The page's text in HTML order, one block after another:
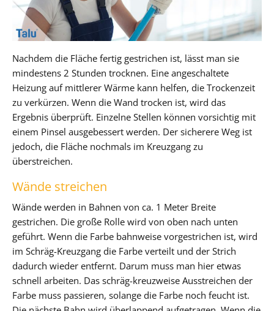
Nachdem die Fläche fertig gestrichen ist, lässt man sie
mindestens 2 Stunden trocknen. Eine angeschaltete
Heizung auf mittlerer Wärme kann helfen, die Trockenzeit
zu verkürzen. Wenn die Wand trocken ist, wird das
Ergebnis überprüft. Einzelne Stellen können vorsichtig mit
einem Pinsel ausgebessert werden. Der sicherere Weg ist
jedoch, die Fläche nochmals im Kreuzgang zu
überstreichen.
Wände streichen
Wände werden in Bahnen von ca. 1 Meter Breite
gestrichen. Die große Rolle wird von oben nach unten
geführt. Wenn die Farbe bahnweise vorgestrichen ist, wird
im Schräg-Kreuzgang die Farbe verteilt und der Strich
dadurch wieder entfernt. Darum muss man hier etwas
schnell arbeiten. Das schräg-kreuzweise Ausstreichen der
Farbe muss passieren, solange die Farbe noch feucht ist.